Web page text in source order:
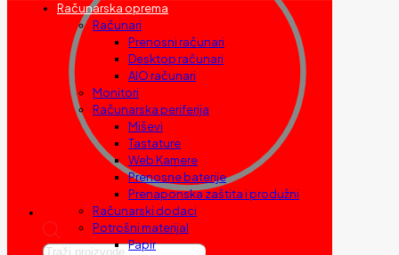
Products
Računarska oprema
Računari
Prenosni računari
Desktop računari
AIO računari
Monitori
Računarska periferija
Miševi
Tastature
Web Kamere
Prenosne baterije
Prenaponska zaštita i produžni
Računarski dodaci
Potrošni materijal
Papir